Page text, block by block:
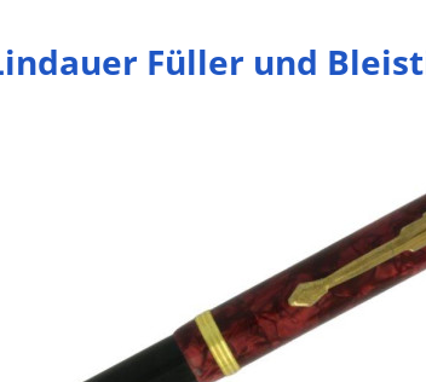
Füller und